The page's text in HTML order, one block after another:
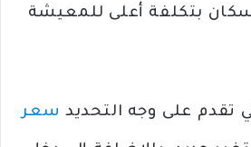
بتكلفة أعلى للمعيشة
تقدم على وجه التحديد سعر